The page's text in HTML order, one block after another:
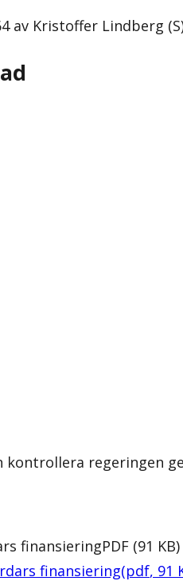
av Kristoffer Lindberg
kontrollera
finansieringPDF (91 KB)
finansiering(pdf, 91